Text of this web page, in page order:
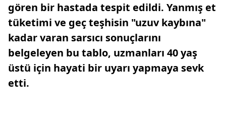
gören bir hastada tespit edildi. Yanmış et
tüketimi ve geç teşhisin "uzuv kaybına"
kadar varan sarsıcı sonuçlarını
belgeleyen bu tablo, uzmanları 40 yaş
üstü için hayati bir uyarı yapmaya sevk
etti.